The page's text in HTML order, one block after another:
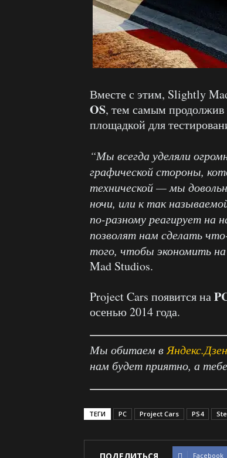
Вместе с этим, Slightly
OS, тем самым продолжив
площадкой для
“Мы всегда уделяли
графической стороны,
технической — мы
ночи, или к так
по-разному реагирует на
позволят нам сделать
того, чтобы экономить на
Mad Studios.
Project Cars появится на
осенью 2014 года.
Мы обитаем в
нам будет приятно, а
ТЕГИ PC Project Cars PS4
ПОДЕЛИТЬСЯ Facebook